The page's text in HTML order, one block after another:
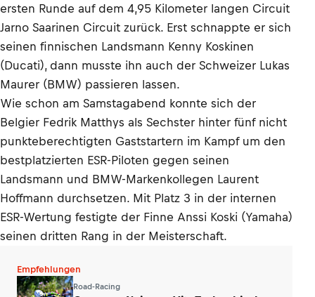
ersten Runde auf dem 4,95 Kilometer langen Circuit
Jarno Saarinen Circuit zurück. Erst schnappte er sich
seinen finnischen Landsmann Kenny Koskinen
(Ducati), dann musste ihn auch der Schweizer Lukas
Maurer (BMW) passieren lassen.
Wie schon am Samstagabend konnte sich der
Belgier Fedrik Matthys als Sechster hinter fünf nicht
punkteberechtigten Gaststartern im Kampf um den
bestplatzierten ESR-Piloten gegen seinen
Landsmann und BMW-Markenkollegen Laurent
Hoffmann durchsetzen. Mit Platz 3 in der internen
ESR-Wertung festigte der Finne Anssi Koski (Yamaha)
seinen dritten Rang in der Meisterschaft.
Empfehlungen
Road-Racing